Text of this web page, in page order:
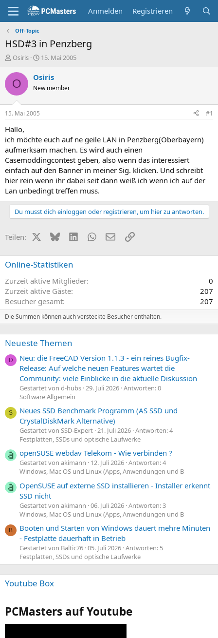
Anmelden Registrieren
Off-Topic
HSD#3 in Penzberg
E
s
t
e
r
Osiris
E
s
e
t
15. Mai 2005
O Osiris
New member
15. Mai 2005 #1
Hallo,
ich möchte euch auf ne geile LAN in Penzberg(Oberbayern)
aufmerksam machen. Es wird auch einen
Casemoddingcontest geben, also wenn das interessiert
einfach auf den Banner in meiner Sig. klicken. Und schreibt
hier rein wenn ihr dabei seit dann weiß ich wenn ich auf der
Lan unbedingt treffen muss.
Du musst dich einloggen oder registrieren, um hier zu antworten.
Teilen: X (Twitter)
BlueskyLinkedInWhatsApp
E-MailLink
Online-Statistiken
Zurzeit aktive Mitglieder
0
Zurzeit aktive Gäste
207
Besucher gesamt
207
Die Summen können auch versteckte Besucher enthalten.
Neueste Themen
D
Neu: die FreeCAD Version 1.1.3 - ein reines Bugfix-
Release: Auf welche neuen Features wartet die
Community: viele Einblicke in die aktuelle Diskussion
Gestartet von d-hubs 29. Juli 2026 Antworten: 0
Software Allgemein
S
Neues SSD Benchmark Programm (AS SSD und
CrystalDiskMark Alternative)
Gestartet von SSD-Expert 21. Juli 2026 Antworten: 4
Festplatten, SSDs und optische Laufwerke
openSUSE webdav Telekom - Wie verbinden ?
Gestartet von akimann 12. Juli 2026 Antworten: 4
Windows, Mac OS und Linux (Apps, Anwendungen und B
OpenSUSE auf externe SSD installieren - Installer erkennt
SSD nicht
Gestartet von akimann 06. Juli 2026 Antworten: 3
Windows, Mac OS und Linux (Apps, Anwendungen und B
B
Booten und Starten von Windows dauert mehre Minuten
- Festplatte dauerhaft in Betrieb
Gestartet von Baltic76 05. Juli 2026 Antworten: 5
Festplatten, SSDs und optische Laufwerke
Youtube Box
PCMasters auf Youtube